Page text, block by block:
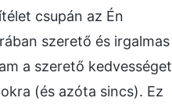
csupán az Én
szerető és irgalmas
a szerető kedvességet
(és azóta sincs). Ez